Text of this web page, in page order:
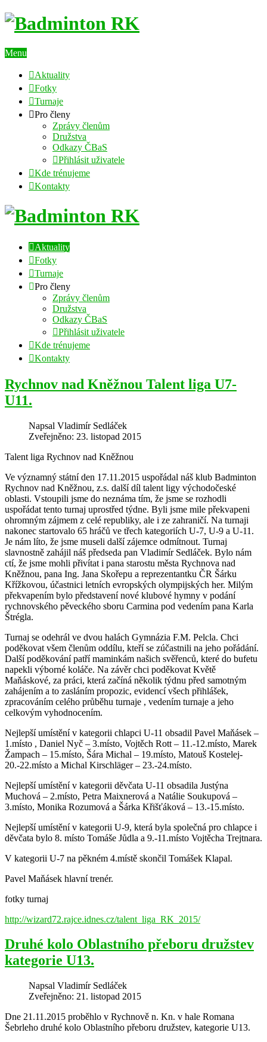
Menu
Aktuality
Fotky
Turnaje
Pro členy
Zprávy členům
Družstva
Odkazy ČBaS
Přihlásit uživatele
Kde trénujeme
Kontakty
Aktuality
Fotky
Turnaje
Pro členy
Zprávy členům
Družstva
Odkazy ČBaS
Přihlásit uživatele
Kde trénujeme
Kontakty
Rychnov nad Kněžnou Talent liga U7-
U11.
Napsal Vladimír Sedláček
Zveřejněno: 23. listopad 2015
Talent liga Rychnov nad Kněžnou
Ve významný státní den 17.11.2015 uspořádal náš klub Badminton
Rychnov nad Kněžnou, z.s. další díl talent ligy východočeské
oblasti. Vstoupili jsme do neznáma tím, že jsme se rozhodli
uspořádat tento turnaj uprostřed týdne. Byli jsme mile překvapeni
ohromným zájmem z celé republiky, ale i ze zahraničí. Na turnaji
nakonec startovalo 65 hráčů ve třech kategoriích U-7, U-9 a U-11.
Je nám líto, že jsme museli další zájemce odmítnout. Turnaj
slavnostně zahájil náš předseda pan Vladimír Sedláček. Bylo nám
ctí, že jsme mohli přivítat i pana starostu města Rychnova nad
Kněžnou, pana Ing. Jana Skořepu a reprezentantku ČR Šárku
Křížkovou, účastnici letních evropských olympijských her. Milým
překvapením bylo představení nové klubové hymny v podání
rychnovského pěveckého sboru Carmina pod vedením pana Karla
Štrégla.
Turnaj se odehrál ve dvou halách Gymnázia F.M. Pelcla. Chci
poděkovat všem členům oddílu, kteří se zúčastnili na jeho pořádání.
Další poděkování patří maminkám našich svěřenců, které do bufetu
napekli výborné koláče. Na závěr chci poděkovat Květě
Maňáskové, za práci, která začíná několik týdnu před samotným
zahájením a to zasláním propozic, evidencí všech přihlášek,
zpracováním celého průběhu turnaje , vedením turnaje a jeho
celkovým vyhodnocením.
Nejlepší umístění v kategorii chlapci U-11 obsadil Pavel Maňásek –
1.místo , Daniel Nyč – 3.místo, Vojtěch Rott – 11.-12.místo, Marek
Žampach – 15.místo, Šára Michal – 19.místo, Matouš Kostelej-
20.-22.místo a Michal Kirschläger – 23.-24.místo.
Nejlepší umístění v kategorii děvčata U-11 obsadila Justýna
Muchová – 2.místo, Petra Maixnerová a Natálie Soukupová –
3.místo, Monika Rozumová a Šárka Křišťáková – 13.-15.místo.
Nejlepší umístění v kategorii U-9, která byla společná pro chlapce i
děvčata bylo 8. místo Tomáše Jůdla a 9.-11.místo Vojtěcha Trejtnara.
V kategorii U-7 na pěkném 4.místě skončil Tomášek Klapal.
Pavel Maňásek hlavní trenér.
fotky turnaj
http://wizard72.rajce.idnes.cz/talent_liga_RK_2015/
Druhé kolo Oblastního přeboru družstev
kategorie U13.
Napsal Vladimír Sedláček
Zveřejněno: 21. listopad 2015
Dne 21.11.2015 proběhlo v Rychnově n. Kn. v hale Romana
Šebrleho druhé kolo Oblastního přeboru družstev, kategorie U13.